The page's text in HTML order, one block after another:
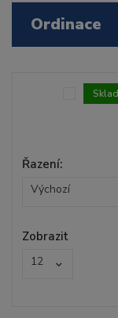
Ordinace
Řazení:
Výchozí
Zobrazit
12